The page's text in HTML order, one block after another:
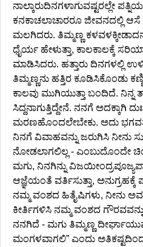
ನಾಲ್ಕಾರುದಿನಗಳಾಗುವಷ್ಟರಲ್ಲೇ
ಕನಕಾಚಲಾಚಾರರೂ ಜೀವನದಲ್ಲಿ
ಮಲಗಿದರು. ತಿಮ್ಮಣ್ಣ
ಧೈರ್ಯ ಹೇಳುತ್ತಾ, ಕಾಲಕಾಲಕ್ಕೆ
ಮಾಡಿಸಿದರು. ಹತ್ತಾರು ದಿನಗಳಲ್ಲಿ
ತಿಮ್ಮಣ್ಣನು ಹತ್ತಿರ ಕೂಡಿಸಿಕೊಂಡು
ಕಾಲವು ಮುಗಿಯುತ್ತಾ ಬಂದಿದೆ.
ಸಿದ್ದನಾಗುತ್ತಿದ್ದೇನೆ. ನನಗೆ ಅದಕ್ಕಾಗಿ
ಮರಣಹೊಂದಲೇಬೇಕು. ಅದು
ನಿನಗೆ ವಿವಾಹವನ್ನು ಜರುಗಿಸಿ ನೀನು
ನೋಡಲಾಗಲಿಲ್ಲ - ಎಂಬುದೊಂದೇ
ಮಗು, ನಿನಗಿನ್ನು
ಆಜ್ಞೆಯಂತೆ ವರ್ತಿಸುತ್ತಾ,
ನಮ್ಮ ವಂಶದ ಹಿತೈಷಿಗಳು,
ಕೀರ್ತಿಗಳಿಸಿ ನಮ್ಮ ವಂಶದ
ನನಗಿದೆ - ಮಗು ತಿಮ್ಮಣ್ಣ
ಮಂಗಳವಾಗಲಿ” ಎಂದು ಅತಿಕಷ್ಟದಿಂದ